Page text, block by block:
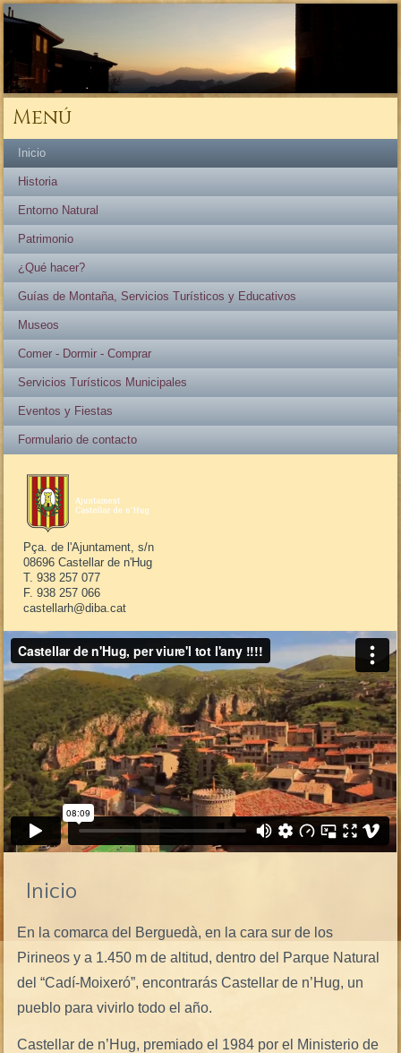
Menú
Inicio
Historia
Entorno Natural
Patrimonio
¿Qué hacer?
Guías de Montaña, Servicios Turísticos y Educativos
Museos
Comer - Dormir - Comprar
Servicios Turísticos Municipales
Eventos y Fiestas
Formulario de contacto
Pça. de l'Ajuntament, s/n
08696 Castellar de n'Hug
T. 938 257 077
F. 938 257 066
castellarh@diba.cat
Inicio
En la comarca del Berguedà, en la cara sur de los
Pirineos y a 1.450 m de altitud, dentro del Parque Natural
del “Cadí-Moixeró”, encontrarás Castellar de n’Hug, un
pueblo para vivirlo todo el año.
Castellar de n’Hug, premiado el 1984 por el Ministerio de